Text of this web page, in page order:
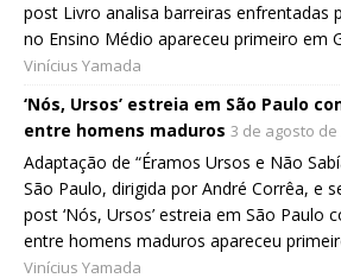
post Livro analisa barreiras enfrentadas
no Ensino Médio apareceu primeiro em
Vinícius Yamada
‘Nós, Ursos’ estreia em São Paulo
entre homens maduros 3 de agosto de
Adaptação de “Éramos Ursos e Não
São Paulo, dirigida por André Corrêa, e
post ‘Nós, Ursos’ estreia em São Paulo
entre homens maduros apareceu
Vinícius Yamada